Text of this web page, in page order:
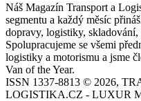
Náš Magazín Transport a
segmentu a každý měsíc
dopravy, logistiky, skladování,
Spolupracujeme se všemi
logistiky a motorismu a jsme
Van of the Year.
ISSN 1337-8813 © 2026,
LOGISTIKA.CZ - LUXUR